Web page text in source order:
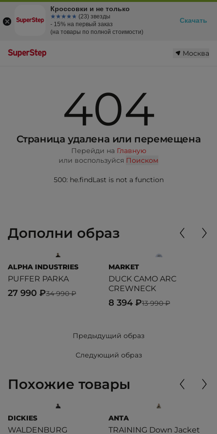
Москва
404
Страница удалена или перемещена
Перейди на Главную
или воспользуйся Поиском
500: he.findLast is not a function
Дополни образ
ALPHA INDUSTRIES
PUFFER PARKA
34 990 ₽
27 990 ₽
MARKET
DUCK CAMO ARC
CREWNECK
13 990 ₽
8 394 ₽
Предыдущий образ
Следующий образ
Похожие товары
DICKIES
WALDENBURG
ANTA
TRAINING Down Jacket
Кроссовки и не только
☆☆☆☆☆
★★★★★ (23) звезды
- 15% на первый заказ
(на товары по полной стоимости)
Скачать